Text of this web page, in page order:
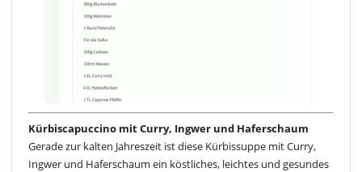
Kürbiscapuccino mit Curry, Ingwer und Haferschaum
Gerade zur kalten Jahreszeit ist diese Kürbissuppe mit Curry,
Ingwer und Haferschaum ein köstliches, leichtes und gesundes